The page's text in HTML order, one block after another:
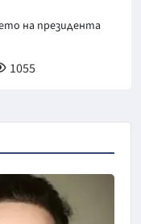
на президента
1055